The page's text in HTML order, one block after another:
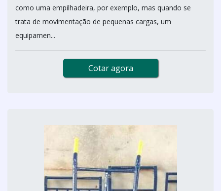
como uma empilhadeira, por exemplo, mas quando se
trata de movimentação de pequenas cargas, um
equipamen...
Cotar agora